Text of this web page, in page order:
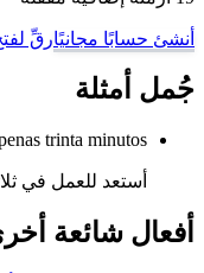
أنشئ حسابًا مجانيًارقِّ
جُمل أمثلة
trinta minutos.
أستعد للعمل في
أفعال شائعة